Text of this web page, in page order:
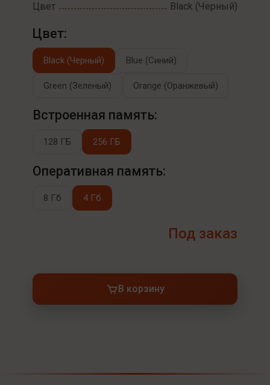
Цвет
Black (Черный)
Цвет:
Black (Черный) Blue (Синий)
Green (Зеленый) Orange (Оранжевый)
Встроенная память:
128 ГБ 256 ГБ
Оперативная память:
8 Гб 4 Гб
Под заказ
В корзину